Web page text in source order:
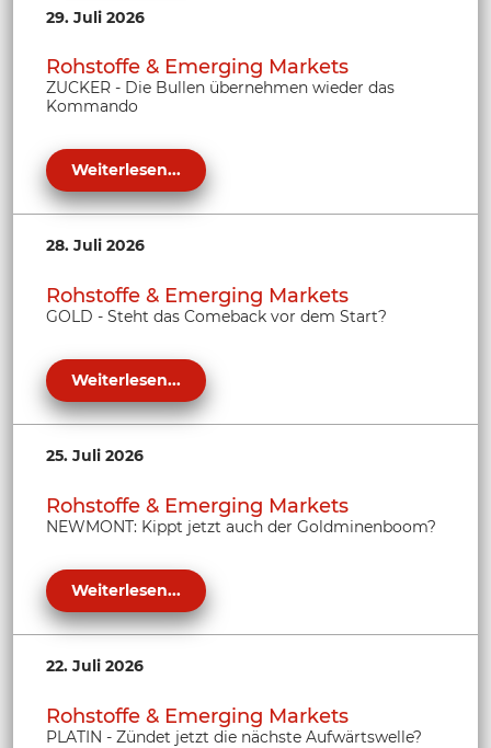
29. Juli 2026
Rohstoffe & Emerging Markets
ZUCKER - Die Bullen übernehmen wieder das
Kommando
Weiterlesen...
28. Juli 2026
Rohstoffe & Emerging Markets
GOLD - Steht das Comeback vor dem Start?
Weiterlesen...
25. Juli 2026
Rohstoffe & Emerging Markets
NEWMONT: Kippt jetzt auch der Goldminenboom?
Weiterlesen...
22. Juli 2026
Rohstoffe & Emerging Markets
PLATIN - Zündet jetzt die nächste Aufwärtswelle?